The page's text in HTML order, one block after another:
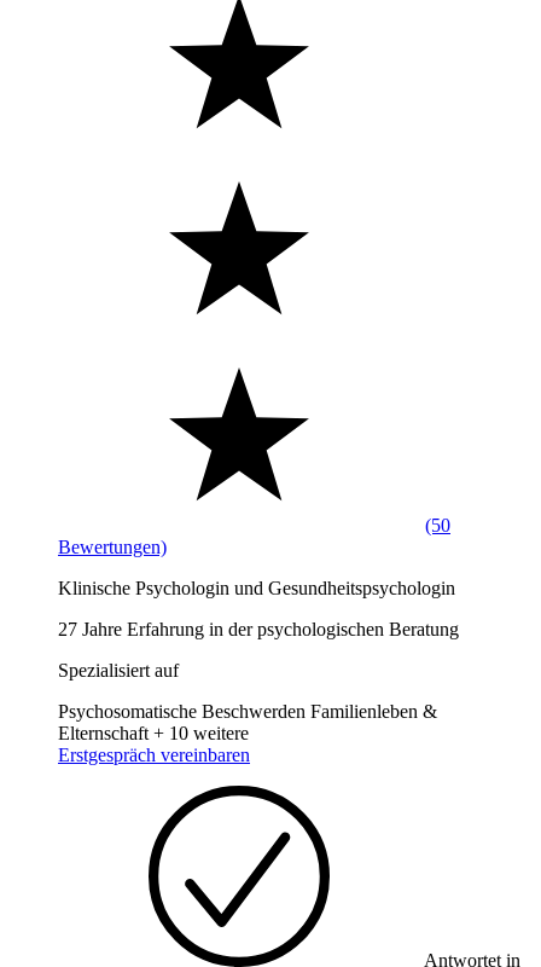
(50
Bewertungen)
Klinische Psychologin und Gesundheitspsychologin
27 Jahre Erfahrung in der psychologischen Beratung
Spezialisiert auf
Psychosomatische Beschwerden Familienleben &
Elternschaft + 10 weitere
Erstgespräch vereinbaren
Antwortet in